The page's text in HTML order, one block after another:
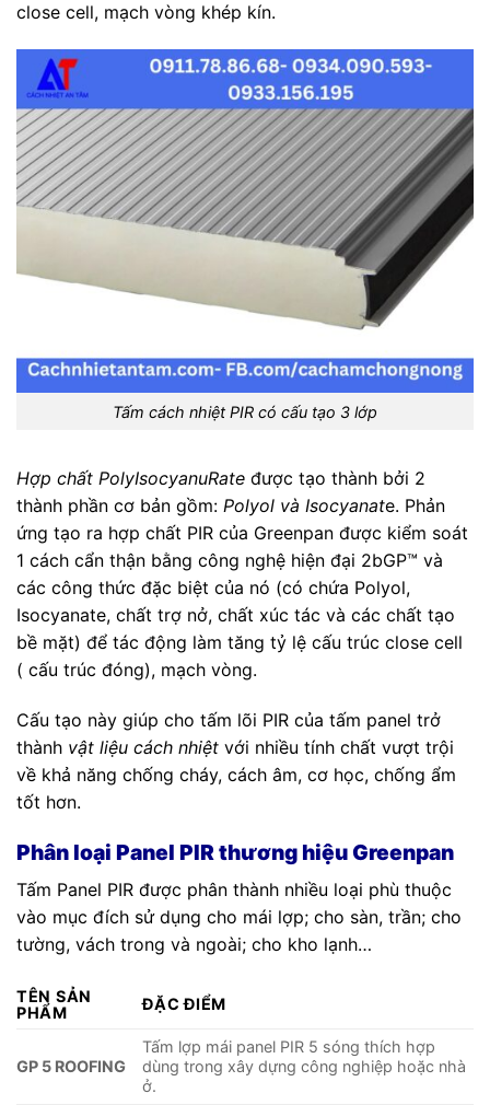
close cell, mạch vòng khép kín.
Tấm cách nhiệt PIR có cấu tạo 3 lớp
Hợp chất PolyIsocyanuRate được tạo thành bởi 2
thành phần cơ bản gồm: Polyol và Isocyanate. Phản
ứng tạo ra hợp chất PIR của Greenpan được kiểm soát
1 cách cẩn thận bằng công nghệ hiện đại 2bGP™ và
các công thức đặc biệt của nó (có chứa Polyol,
Isocyanate, chất trợ nở, chất xúc tác và các chất tạo
bề mặt) để tác động làm tăng tỷ lệ cấu trúc close cell
( cấu trúc đóng), mạch vòng.
Cấu tạo này giúp cho tấm lõi PIR của tấm panel trở
thành vật liệu cách nhiệt với nhiều tính chất vượt trội
về khả năng chống cháy, cách âm, cơ học, chống ẩm
tốt hơn.
Phân loại Panel PIR thương hiệu Greenpan
Tấm Panel PIR được phân thành nhiều loại phù thuộc
vào mục đích sử dụng cho mái lợp; cho sàn, trần; cho
tường, vách trong và ngoài; cho kho lạnh…
TÊN SẢN
PHẨM
ĐẶC ĐIỂM
GP 5 ROOFING
Tấm lợp mái panel PIR 5 sóng thích hợp
dùng trong xây dựng công nghiệp hoặc nhà
ở.